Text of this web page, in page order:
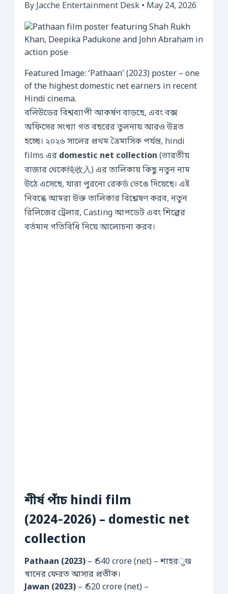
By Jacche Entertainment Desk • May 24, 2026
Featured Image: ‘Pathaan’ (2023) poster – one
of the highest domestic net earners in recent
Hindi cinema.
বলিউডের বিশ্বব্যাপী আকর্ষণ বাড়ছে, এবং বক্স
অফিসের সংখ্যা গত বছরের তুলনায় আরও উন্নত
হচ্ছে। ২০২৬ সালের প্রথম ত্রৈমাসিক পর্যন্ত, hindi
films এর domestic net collection (ভারতীয়
বাজার থেকে纯收入) এর তালিকায় কিছু নতুন নাম
উঠে এসেছে, যারা পুরনো রেকর্ড ভেঙে দিয়েছে। এই
নিবন্ধে আমরা উক্ত তালিকার বিশ্লেষণ করব, নতুন
রিলিজের ট্রেলার, Casting আপডেট এবং শিল্পের
বর্তমান গতিবিধি নিয়ে আলোচনা করব।
শীর্ষ পাঁচ hindi film
(2024‑2026) – domestic net
collection
Pathaan (2023) – ₹ 540 crore (net) – শাহরुख
খানের ফেরত আসার প্রতীক।
Jawan (2023) – ₹ 520 crore (net) –